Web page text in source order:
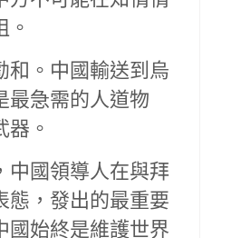
。
和。中國輸送到烏
最急需的人道物
器。
中國領導人在與拜
態，發出的最重要
國始終是維護世界